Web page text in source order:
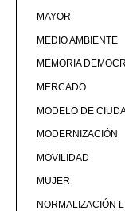
MAYOR
MEDIO AMBIENTE
MEMORIA
MERCADO
MODELO DE
MODERNIZACIÓN
MOVILIDAD
MUJER
NORMALIZACIÓN